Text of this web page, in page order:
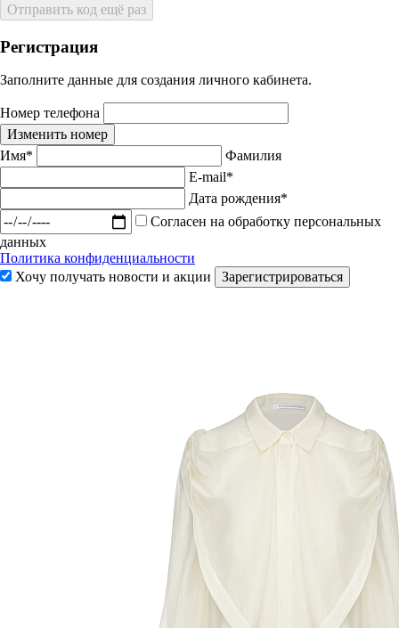
Отправить код ещё раз
Регистрация
Заполните данные для создания личного кабинета.
Номер телефона
Изменить номер
Имя*
Фамилия
E-mail*
Дата рождения*
Согласен на обработку персональных
данных
Политика конфиденциальности
Хочу получать новости и акции
Зарегистрироваться